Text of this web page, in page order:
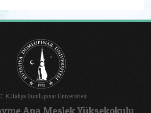
Kütahya Dumlupınar Üniversitesi
Ana Meslek Yüksekokulu